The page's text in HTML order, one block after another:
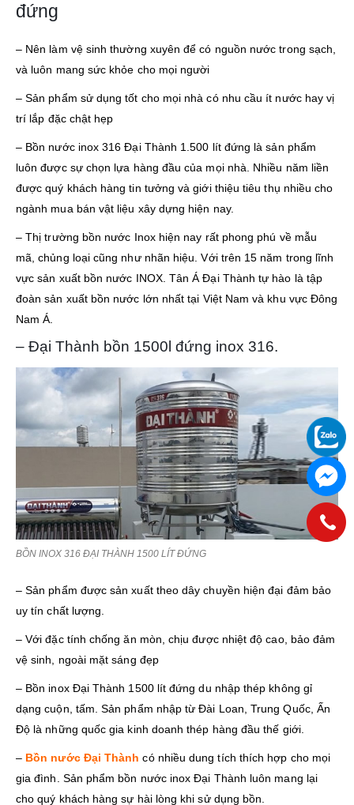
đứng
– Nên làm vệ sinh thường xuyên để có nguồn nước trong sạch,
và luôn mang sức khỏe cho mọi người
– Sản phẩm sử dụng tốt cho mọi nhà có nhu cầu ít nước hay vị
trí lắp đặc chật hẹp
– Bồn nước inox 316 Đại Thành 1.500 lít đứng là sản phẩm
luôn được sự chọn lựa hàng đầu của mọi nhà. Nhiều năm liền
được quý khách hàng tin tưởng và giới thiệu tiêu thụ nhiều cho
ngành mua bán vật liệu xây dựng hiện nay.
– Thị trường bồn nước Inox hiện nay rất phong phú về mẫu
mã, chủng loại cũng như nhãn hiệu. Với trên 15 năm trong lĩnh
vực sản xuất bồn nước INOX. Tân Á Đại Thành tự hào là tập
đoàn sản xuất bồn nước lớn nhất tại Việt Nam và khu vực Đông
Nam Á.
– Đại Thành bồn 1500l đứng inox 316.
BỒN INOX 316 ĐẠI THÀNH 1500 LÍT ĐỨNG
– Sản phẩm được sản xuất theo dây chuyền hiện đại đảm bảo
uy tín chất lượng.
– Với đặc tính chống ăn mòn, chịu được nhiệt độ cao, bảo đảm
vệ sinh, ngoài mặt sáng đẹp
– Bồn inox Đại Thành 1500 lít đứng du nhập thép không gỉ
dạng cuộn, tấm. Sản phẩm nhập từ Đài Loan, Trung Quốc, Ấn
Độ là những quốc gia kinh doanh thép hàng đầu thế giới.
– Bồn nước Đại Thành có nhiều dung tích thích hợp cho mọi
gia đình. Sản phẩm bồn nước inox Đại Thành luôn mang lại
cho quý khách hàng sự hài lòng khi sử dụng bồn.